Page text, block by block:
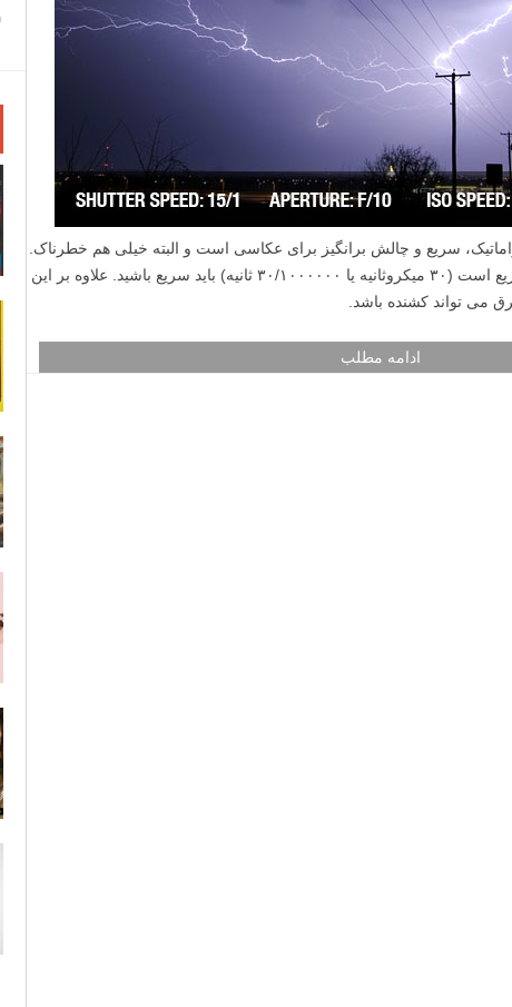
سریع و چالش برانگیز برای عکاسی است و البته خیلی هم خطرناک.
از آنجایی که رعد و برق خیلی سریع است (۳۰ میکروثانیه یا ۳۰/۱۰۰۰۰۰۰ ثانیه) باید سریع باشید. علاوه بر این
می تواند کشنده باشد.
ادامه مطلب